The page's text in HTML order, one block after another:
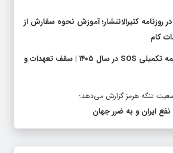
کثیرالانتشار؛ آموزش نحوه سفارش از
کام
ایمپلنت دندان با بیمه تکمیلی SOS در سال ۱۴۰۵ | سقف تعهدات و
تنگه هرمز گزارش می‌دهد؛
ایران و به ضرر جهان